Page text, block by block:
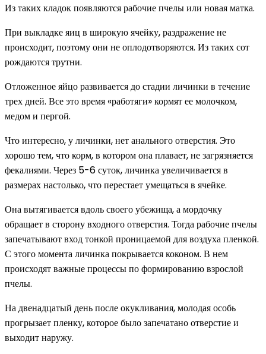
Из таких кладок появляются рабочие пчелы или новая матка.
При выкладке яиц в широкую ячейку, раздражение не
происходит, поэтому они не оплодотворяются. Из таких сот
рождаются трутни.
Отложенное яйцо развивается до стадии личинки в течение
трех дней. Все это время «работяги» кормят ее молочком,
медом и пергой.
Что интересно, у личинки, нет анального отверстия. Это
хорошо тем, что корм, в котором она плавает, не загрязняется
фекалиями. Через 5-6 суток, личинка увеличивается в
размерах настолько, что перестает умещаться в ячейке.
Она вытягивается вдоль своего убежища, а мордочку
обращает в сторону входного отверстия. Тогда рабочие пчелы
запечатывают вход тонкой проницаемой для воздуха пленкой.
С этого момента личинка покрывается коконом. В нем
происходят важные процессы по формированию взрослой
пчелы.
На двенадцатый день после окукливания, молодая особь
прогрызает пленку, которое было запечатано отверстие и
выходит наружу.